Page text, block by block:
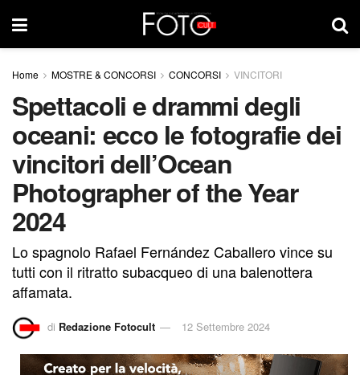
Home MOSTRE & CONCORSI CONCORSI VINCITORI
Spettacoli e drammi degli
oceani: ecco le fotografie dei
vincitori dell’Ocean
Photographer of the Year
2024
Lo spagnolo Rafael Fernández Caballero vince su
tutti con il ritratto subacqueo di una balenottera
affamata.
di Redazione Fotocult 12 Settembre 2024